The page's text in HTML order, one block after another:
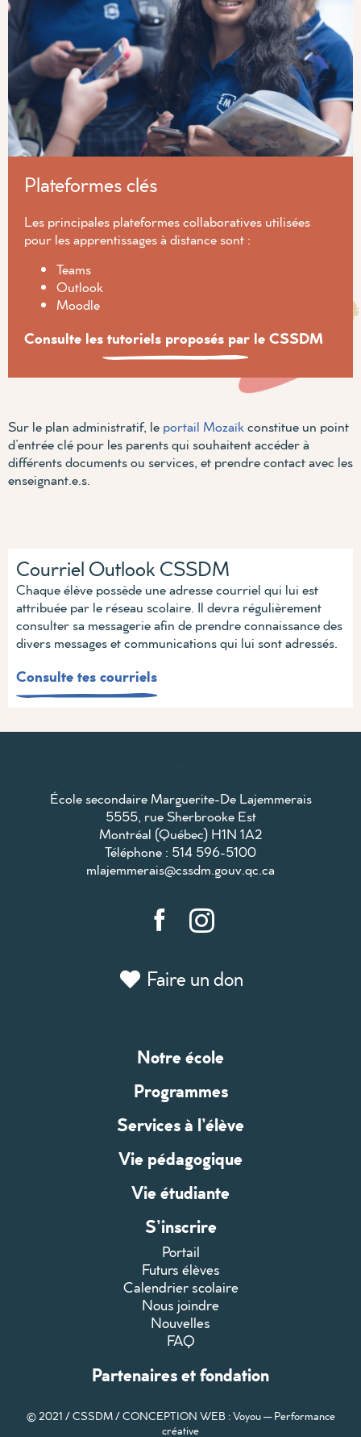
Plateformes clés
Les principales plateformes collaboratives utilisées
pour les apprentissages à distance sont :
Teams
Outlook
Moodle
Consulte les tutoriels proposés par le CSSDM
Sur le plan administratif, le portail Mozaïk constitue un point
d’entrée clé pour les parents qui souhaitent accéder à
différents documents ou services, et prendre contact avec les
enseignant.e.s.
Courriel Outlook CSSDM
Chaque élève possède une adresse courriel qui lui est
attribuée par le réseau scolaire. Il devra régulièrement
consulter sa messagerie afin de prendre connaissance des
divers messages et communications qui lui sont adressés.
Consulte tes courriels
École secondaire Marguerite-De Lajemmerais
5555, rue Sherbrooke Est
Montréal (Québec) H1N 1A2
Téléphone : 514 596-5100
mlajemmerais@cssdm.gouv.qc.ca
Faire un don
Notre école
Programmes
Services à l’élève
Vie pédagogique
Vie étudiante
S’inscrire
Portail
Futurs élèves
Calendrier scolaire
Nous joindre
Nouvelles
FAQ
Partenaires et fondation
© 2021 / CSSDM /CONCEPTION WEB : Voyou — Performance
créative